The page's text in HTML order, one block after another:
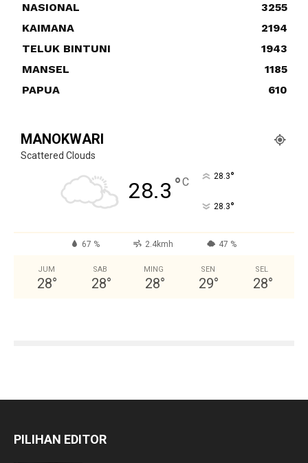
NASIONAL
3255
KAIMANA
2194
TELUK BINTUNI
1943
MANSEL
1185
PAPUA
610
MANOKWARI
Scattered Clouds
28.3 °C 28.3°
28.3°
67 % 2.4kmh 47 %
JUM
28°
SAB
28°
MING
28°
SEN
29°
SEL
28°
PILIHAN EDITOR